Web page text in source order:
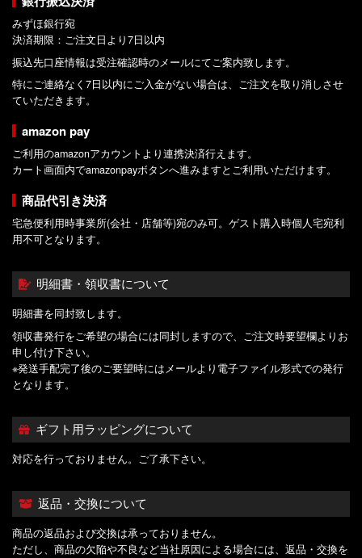
みずほ銀行宛
決済期限：ご注文日より7日以内
振込先口座情報は受注確認時のメールにてご案内致します。
特にご連絡なく7日以内にご入金がない場合は、ご注文を取り消しさせ
ていただきます。
amazon pay
ご利用のamazonアカウントより連携決済行えます。
カート画面内でamazonpayボタンへ進みますとご利用いただけます。
商品代引き決済
宅急便利用時事業所(会社・店舗等)宛のみ可。ゲスト購入時個人宅宛利
用不可となります。
明細書・領収書について
明細書を同封致します。
領収書発行をご希望の場合には同封しますので、ご注文時要望欄よりお
申し付け下さい。
※発送手配完了後のご要望時にはメールより電子ファイル形式での発行
となります。
ギフト用ラッピングについて
対応を行っておりません。ご了承下さい。
返品・交換について
商品の返品および交換は承っておりません。
ただし、商品の欠陥や不良など当社原因による場合には、返品・交換を